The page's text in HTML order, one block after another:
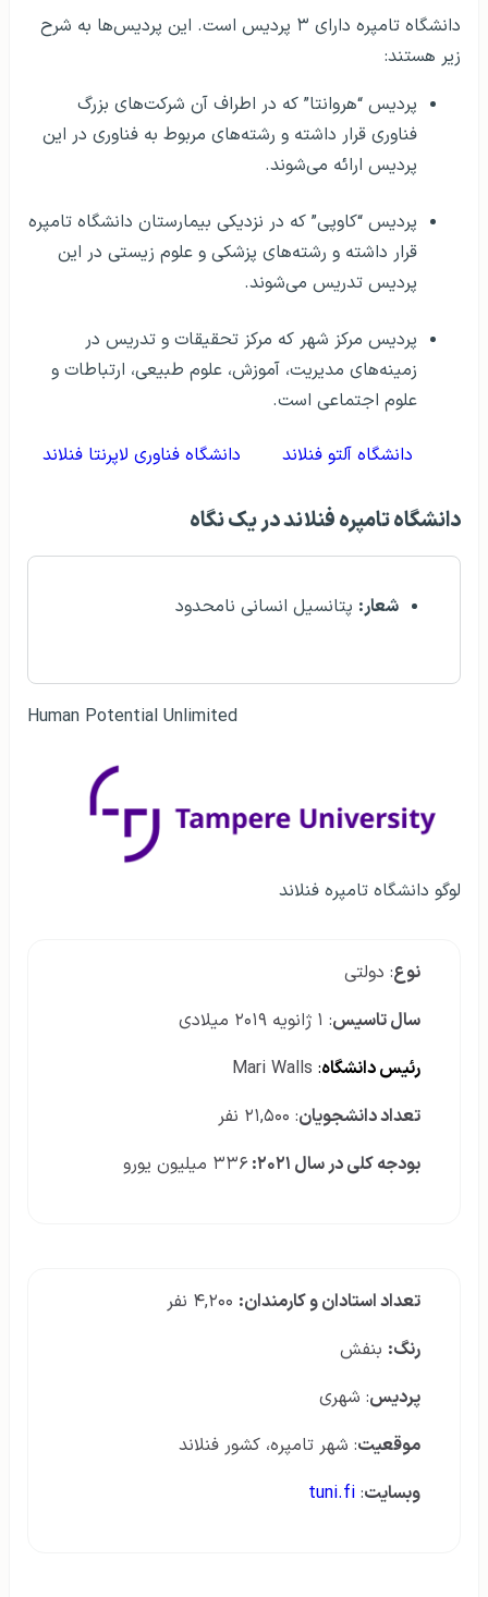
دانشگاه تامپره دارای ۳ پردیس است. این پردیس‌ها به شرح
زیر هستند:
پردیس “هروانتا” که در اطراف آن شرکت‌های بزرگ
فناوری قرار داشته و رشته‌های مربوط به فناوری در این
پردیس ارائه می‌شوند.
پردیس “کاوپی” که در نزدیکی بیمارستان دانشگاه تامپره
قرار داشته و رشته‌های پزشکی و علوم زیستی در این
پردیس تدریس می‌شوند.
پردیس مرکز شهر که مرکز تحقیقات و تدریس در
زمینه‌های مدیریت، آموزش، علوم طبیعی، ارتباطات و
علوم اجتماعی است.
دانشگاه آلتو فنلاند دانشگاه فناوری لاپرنتا فنلاند
دانشگاه تامپره فنلاند در يک نگاه
شعار: پتانسیل انسانی نامحدود
Human Potential Unlimited
لوگو دانشگاه تامپره فنلاند
نوع: دولتی
سال تاسیس: ۱ ژانویه ۲۰۱۹ میلادی
رئیس دانشگاه:
Mari Walls
تعداد دانشجویان: ۲۱,۵۰۰ نفر
بودجه کلی در سال ۲۰۲۱:
۳۳۶ میلیون یورو
تعداد استادان و کارمندان:
رنگ‌: بنفش
پردیس: شهری
موقعیت: شهر تامپره، کشور فنلاند
وبسایت:
tuni.fi